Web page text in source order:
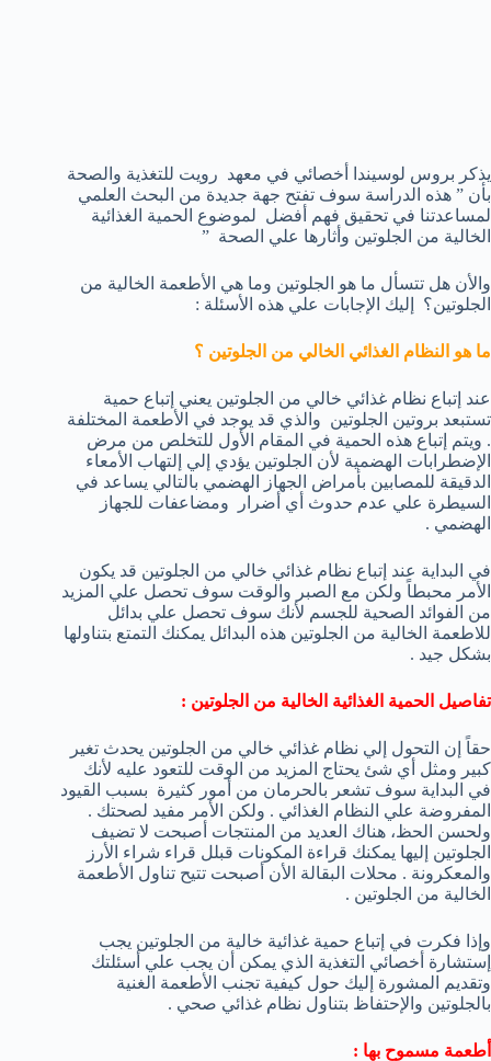
يذكر بروس لوسيندا أخصائي في معهد رويت للتغذية والصحة
بأن ” هذه الدراسة سوف تفتح جهة جديدة من البحث العلمي
لمساعدتنا في تحقيق فهم أفضل لموضوع الحمية الغذائية
الخالية من الجلوتين وأثارها علي الصحة ”
والأن هل تتسأل ما هو الجلوتين وما هي الأطعمة الخالية من
الجلوتين؟ إليك الإجابات علي هذه الأسئلة :
ما هو النظام الغذائي الخالي من الجلوتين ؟
عند إتباع نظام غذائي خالي من الجلوتين يعني إتباع حمية
تستبعد بروتين الجلوتين والذي قد يوجد في الأطعمة المختلفة
. ويتم إتباع هذه الحمية في المقام الأول للتخلص من مرض
الإضطرابات الهضمية لأن الجلوتين يؤدي إلي إلتهاب الأمعاء
الدقيقة للمصابين بأمراض الجهاز الهضمي بالتالي يساعد في
السيطرة علي عدم حدوث أي أضرار ومضاعفات للجهاز
الهضمي .
في البداية عند إتباع نظام غذائي خالي من الجلوتين قد يكون
الأمر محبطاً ولكن مع الصبر والوقت سوف تحصل علي المزيد
من الفوائد الصحية للجسم لأنك سوف تحصل علي بدائل
للاطعمة الخالية من الجلوتين هذه البدائل يمكنك التمتع بتناولها
بشكل جيد .
تفاصيل الحمية الغذائية الخالية من الجلوتين :
حقاً إن التحول إلي نظام غذائي خالي من الجلوتين يحدث تغير
كبير ومثل أي شئ يحتاج المزيد من الوقت للتعود عليه لأنك
في البداية سوف تشعر بالحرمان من أمور كثيرة بسبب القيود
المفروضة علي النظام الغذائي . ولكن الأمر مفيد لصحتك .
ولحسن الحظ، هناك العديد من المنتجات أصبحت لا تضيف
الجلوتين إليها يمكنك قراءة المكونات قبلل قراء شراء الأرز
والمعكرونة . محلات البقالة الأن أصبحت تتيح تناول الأطعمة
الخالية من الجلوتين .
وإذا فكرت في إتباع حمية غذائية خالية من الجلوتين يجب
إستشارة أخصائي التغذية الذي يمكن أن يجب علي أسئلتك
وتقديم المشورة إليك حول كيفية تجنب الأطعمة الغنية
بالجلوتين والإحتفاظ بتناول نظام غذائي صحي .
أطعمة مسموح بها :